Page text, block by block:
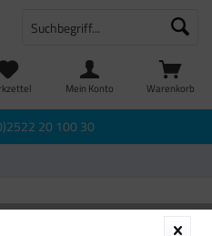
Warenkorb
Mein Konto
20 100 30